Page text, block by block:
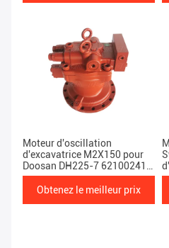
Moteur d'oscillation
d'excavatrice M2X150 pour
Doosan DH225-7 62100241-
J
Obtenez le meilleur prix